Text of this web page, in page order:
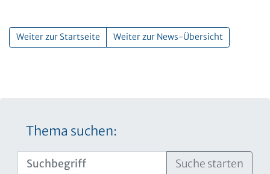
Weiter zur Startseite Weiter zur News-Übersicht
Thema suchen:
Suche starten